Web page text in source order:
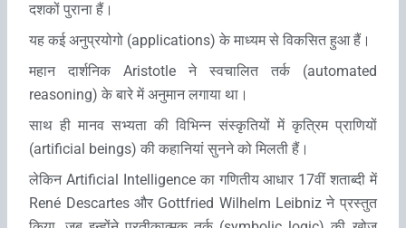
दशकों पुराना हैं।
यह कई अनुप्रयोगो (applications) के माध्‍यम से विकसित हुआ हैं।
महान दार्शनिक Aristotle ने स्‍वचालित तर्क (automated
reasoning) के बारे में अनुमान लगाया था।
साथ ही मानव सभ्‍यता की विभिन्‍न संस्कृतियों में कृत्रिम प्राणियों
(artificial beings) की कहानियां सुनने को मिलती हैं।
लेकिन Artificial Intelligence का गणितीय आधार 17वीं शताब्दी में
René Descartes और Gottfried Wilhelm Leibniz ने प्रस्‍तुत